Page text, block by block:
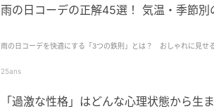
雨の日コーデの正解45選！ 気温・季節
雨の日コーデを快適にする「3つの鉄則」とは？ おしゃれに見せ
25ans
「過激な性格」はどんな心理状態から生